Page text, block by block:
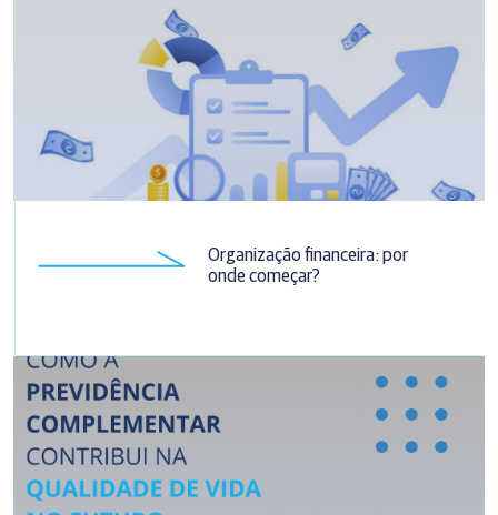
Organização financeira: por
onde começar?